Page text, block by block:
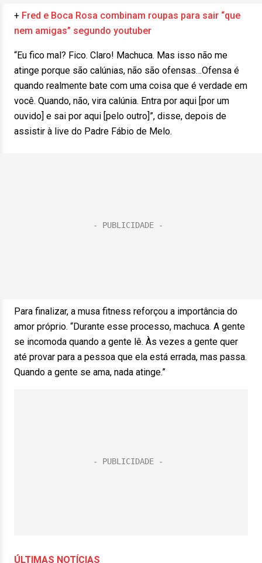
+ Fred e Boca Rosa combinam roupas para sair “que
nem amigas” segundo youtuber
“Eu fico mal? Fico. Claro! Machuca. Mas isso não me
atinge porque são calúnias, não são ofensas…Ofensa é
quando realmente bate com uma coisa que é verdade em
você. Quando, não, vira calúnia. Entra por aqui [por um
ouvido] e sai por aqui [pelo outro]”, disse, depois de
assistir à live do Padre Fábio de Melo.
Para finalizar, a musa fitness reforçou a importância do
amor próprio. “Durante esse processo, machuca. A gente
se incomoda quando a gente lê. Às vezes a gente quer
até provar para a pessoa que ela está errada, mas passa.
Quando a gente se ama, nada atinge.”